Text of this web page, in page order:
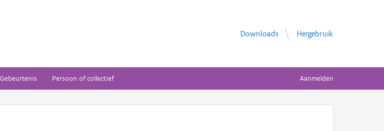
Downloads Hergebruik
Gebeurtenis Persoon of collectief Aanmelden